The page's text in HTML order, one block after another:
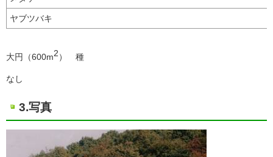
ヤブツバキ
大円（600m2） 種
なし
3.写真